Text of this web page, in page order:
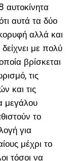
αυτά τα δύο
αλλά και
με πολύ
βρίσκεται
τις
και τις
μεγάλου
το
για
μέχρι το
τόσοι να